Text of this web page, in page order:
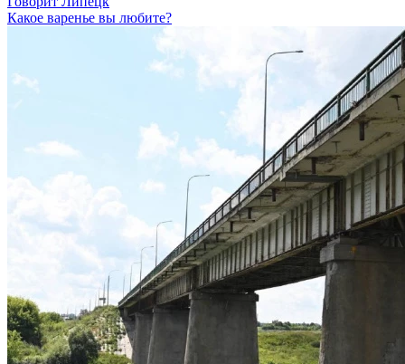
Какое варенье вы любите?